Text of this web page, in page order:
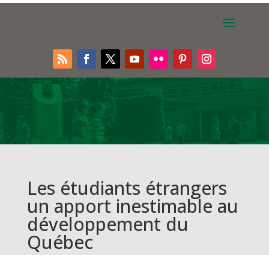
Les étudiants étrangers
un apport inestimable au
développement du
Québec